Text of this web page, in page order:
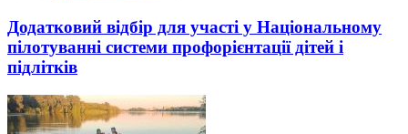
Додатковий відбір для участі у Національному
пілотуванні системи профорієнтації дітей і
підлітків